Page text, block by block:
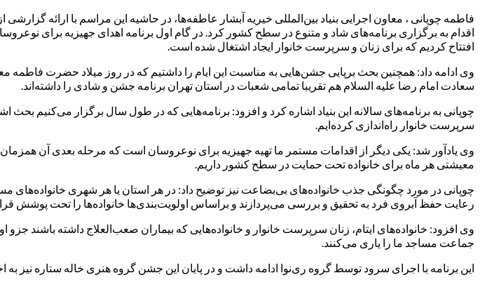
فاطمه چوپانی ، معاون اجرایی بنیاد بین‌المللی خیریه آبشار عاطفه‌ها، در حاشیه این مراسم با ارائه
اقدام به برگزاری برنامه‌های شاد و متنوع در سطح کشور کرد. در‌ گام‌ اول برنامه اهدای جهیزیه برای
افتتاح کردیم که برای زنان و سرپرست خانوار ایجاد اشتغال شده است.
وی ادامه داد: همچنین بحث برپایی جشن‌هایی به مناسبت این ایام را داشتیم که در روز میلاد حضرت فاطمه
سعادت امام رضا علیه السلام هم تقریبا تمامی شعبات در استان تهران برنامه جشن و‌ شادی را داشته‌اند.
چوپانی به برنامه‌های سالانه این بنیاد اشاره کرد و افزود: برنامه‌هایی که در طول سال برگزار می‌کنیم
سرپرست خانوار راه‌اندازی کرده‌ایم.
وی یادآور شد: یکی دیگر از اقدامات مستمر ما تهیه جهیزیه برای نوعروسان است که مرحله بعدی آن
معیشتی هر ماه برای خانواده تحت حمایت در سطح کشور داریم.
چوپانی در مورد چگونگی جذب خانواده‌های بی‌بضاعت نیز توضیح داد: در هر استان یا هر شهری خانواده‌های
رعایت حفظ آبروی فرد به تحقیق و بررسی می‌پردازند و براساس اولویت‌بندی‌ها خانواده‌ها را تحت پوشش
وی افزود: خانواده‌های ایتام، زنان سرپرست خانوار و خانواده‌هایی که بیماران صعب‌العلاج داشته باشند
جماعت‌ مساجد ما را یاری می‌کنند.
این برنامه با اجرای سرود توسط گروه ری‌نوا ادامه داشت و در پایان این جشن گروه هنری خاله ستاره نیز به